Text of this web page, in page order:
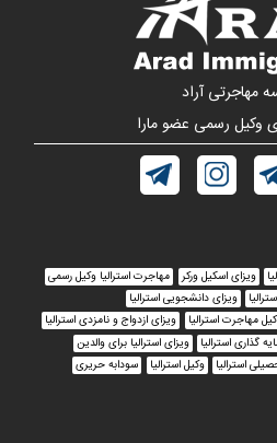
مهاجرتی آراد
وکیل رسمی عضو مارا
ویزای اسکیل ورکر
مهاجرت استرالیا وکیل رسمی
ویزای دانشجویی استرالیا
مهاجرت استرالیا
ویزای ازدواج و نامزدی استرالیا
گذاری استرالیا
ویزای استرالیا برای والدین
استرالیا وکیل استرالیا
سودابه حریری